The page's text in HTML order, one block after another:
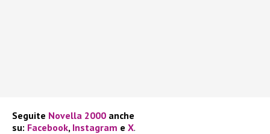
Seguite Novella 2000 anche
su: Facebook, Instagram e X.